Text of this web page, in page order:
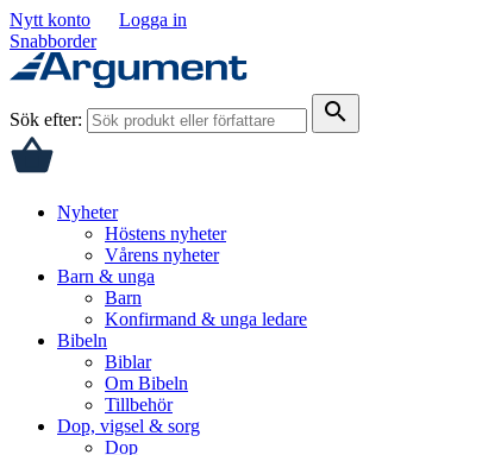
Nytt konto
Logga in
Snabborder
Sök efter: search
Nyheter
Höstens nyheter
Vårens nyheter
Barn & unga
Barn
Konfirmand & unga ledare
Bibeln
Biblar
Om Bibeln
Tillbehör
Dop, vigsel & sorg
Dop